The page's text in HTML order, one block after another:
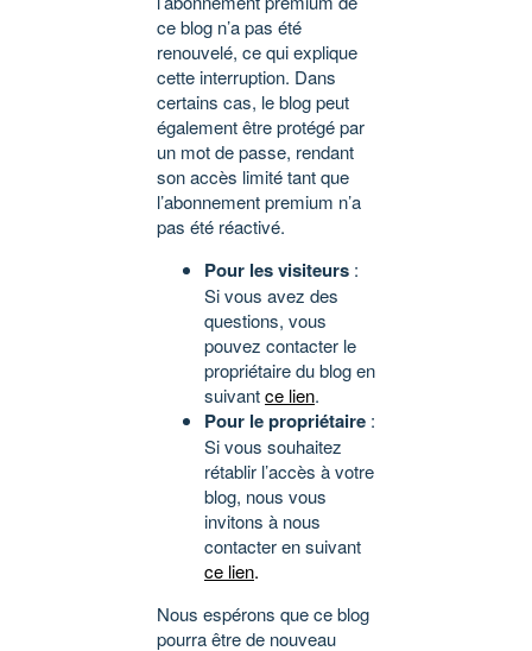
ce blog n’a pas été
renouvelé, ce qui explique
cette interruption. Dans
certains cas, le blog peut
également être protégé par
un mot de passe, rendant
son accès limité tant que
l’abonnement premium n’a
pas été réactivé.
Pour les visiteurs :
Si vous avez des
questions, vous
pouvez contacter le
propriétaire du blog en
suivantce lien.
Pour le propriétaire :
Si vous souhaitez
rétablir l’accès à votre
blog, nous vous
invitons à nous
contacter en suivant
ce lien.
Nous espérons que ce blog
pourra être de nouveau